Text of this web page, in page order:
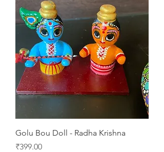
Golu Bou Doll - Radha Krishna
मूल्य
₹399.00